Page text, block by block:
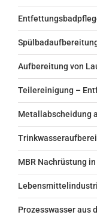
Aufbereitung von
Teilereinigung –
Metallabscheidung
MBR Nachrüstung
Prozesswasser aus